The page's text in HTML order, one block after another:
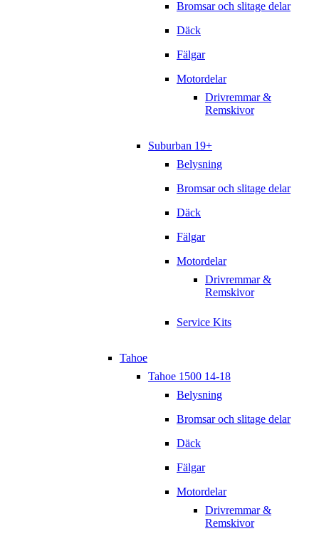
Bromsar och slitage delar
Däck
Fälgar
Motordelar
Drivremmar &
Remskivor
Suburban 19+
Belysning
Bromsar och slitage delar
Däck
Fälgar
Motordelar
Drivremmar &
Remskivor
Service Kits
Tahoe
Tahoe 1500 14-18
Belysning
Bromsar och slitage delar
Däck
Fälgar
Motordelar
Drivremmar &
Remskivor